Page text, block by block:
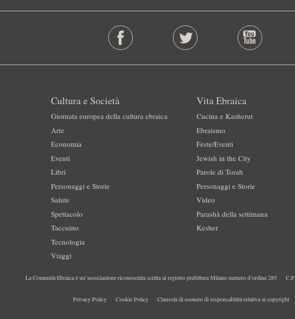
Cultura e Società
Giornata europea della cultura ebraica
Arte
Economia
Eventi
Libri
Personaggi e Storie
Salute
Spettacolo
Taccuino
Tecnologia
Viaggi
Vita Ebraica
Cucina e Kasherut
Ebraismo
Feste/Eventi
Jewish in the City
Parole di Torah
Personaggi e Storie
Video
Parashà della settimana
Kesher
La Comunità Ebraica è un’associazione riconosciuta scritta al registro prefettura Milano numero d’ordine 285
Privacy Policy Cookie Policy Clausola di esonero di responsabilità relativa ai copyright